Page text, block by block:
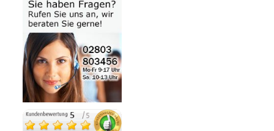
Noch 1 direkt ab Lager lieferbar
Lieferzeit 1 - 3 Tage
Variantenauswahl